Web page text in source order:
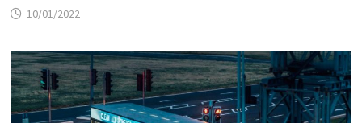
10/01/2022